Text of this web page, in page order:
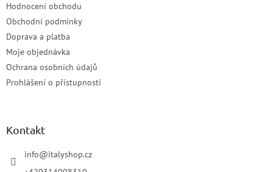
Hodnocení obchodu
Obchodní podmínky
Doprava a platba
Moje objednávka
Ochrana osobních údajů
Prohlášení o přístupnosti
Kontakt
info@italyshop.cz